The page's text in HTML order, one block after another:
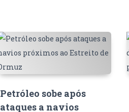
Petróleo sobe após
ataques a navios